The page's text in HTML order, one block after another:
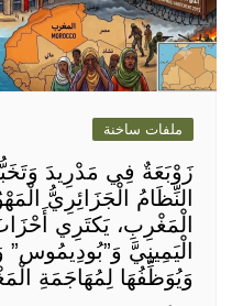
ملفات ساخنة
زَوْبَعَةٌ فِي مَدْرِيدَ
النِّظَامُ الْجَزَائِرِيُّ
الْمَغْرِبِ، يَكتَرِي
الْيَمِينِيَّ وَ”بُودِيمُوس”
وَيُوَظِّفُهَا لِمُهَاجَمَةِ